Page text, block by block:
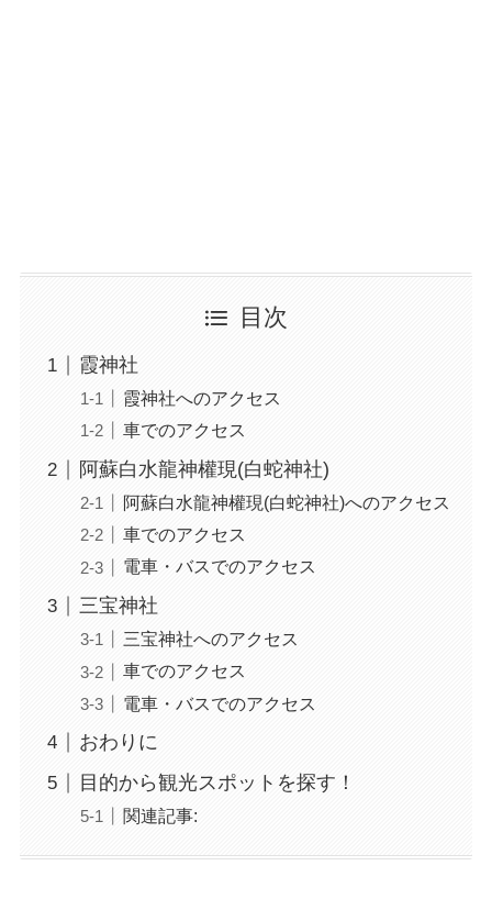
目次
霞神社
霞神社へのアクセス
車でのアクセス
阿蘇白水龍神權現(白蛇神社)
阿蘇白水龍神權現(白蛇神社)へのアクセス
車でのアクセス
電車・バスでのアクセス
三宝神社
三宝神社へのアクセス
車でのアクセス
電車・バスでのアクセス
おわりに
目的から観光スポットを探す！
関連記事: